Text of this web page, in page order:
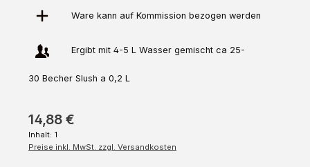
Ware kann auf Kommission bezogen werden
Ergibt mit 4-5 L Wasser gemischt ca 25-
30 Becher Slush a 0,2 L
14,88 €
Inhalt: 1
Preise inkl. MwSt. zzgl. Versandkosten